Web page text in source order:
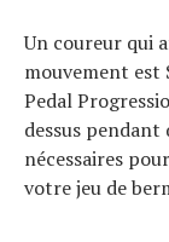
Un coureur qui
mouvement est
Pedal
dessus pendant
nécessaires
votre jeu de